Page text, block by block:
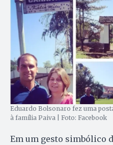
Eduardo Bolsonaro fez uma
à família Paiva | Foto: Facebook
Em um gesto simbólico